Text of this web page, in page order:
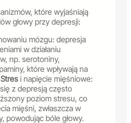
które wyjaśniają
głowy przy depresji:
mózgu: depresja
w działaniu
np. serotoniny,
które wpływają na
Stres i napięcie mięśniowe:
z depresją często
poziom stresu, co
mięśni, zwłaszcza w
powodując bóle głowy.